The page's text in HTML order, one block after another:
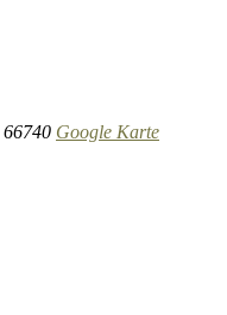
66740 Google Karte